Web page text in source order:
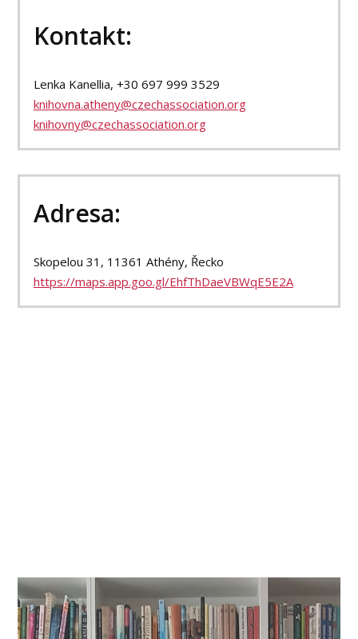
Kontakt:
Lenka Kanellia, +30 697 999 3529
knihovna.atheny@czechassociation.org
knihovny@czechassociation.org
Adresa:
Skopelou 31, 11361 Athény, Řecko
https://maps.app.goo.gl/EhfThDaeVBWqE5E2A